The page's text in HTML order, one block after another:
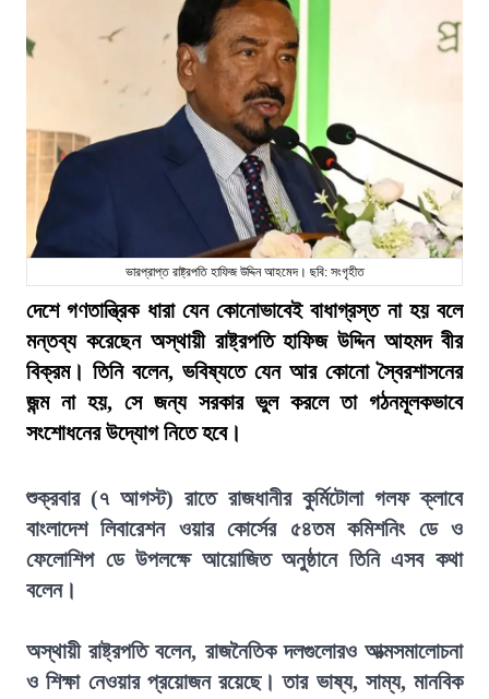
ভারপ্রাপ্ত রাষ্ট্রপতি হাফিজ উদ্দিন আহমেদ। ছবি: সংগৃহীত
দেশে গণতান্ত্রিক ধারা যেন কোনোভাবেই বাধাগ্রস্ত না হয় বলে
মন্তব্য করেছেন অস্থায়ী রাষ্ট্রপতি হাফিজ উদ্দিন আহমদ বীর
বিক্রম। তিনি বলেন, ভবিষ্যতে যেন আর কোনো স্বৈরশাসনের
জন্ম না হয়, সে জন্য সরকার ভুল করলে তা গঠনমূলকভাবে
সংশোধনের উদ্যোগ নিতে হবে।
শুক্রবার (৭ আগস্ট) রাতে রাজধানীর কুর্মিটোলা গলফ ক্লাবে
বাংলাদেশ লিবারেশন ওয়ার কোর্সের ৫৪তম কমিশনিং ডে ও
ফেলোশিপ ডে উপলক্ষে আয়োজিত অনুষ্ঠানে তিনি এসব কথা
বলেন।
অস্থায়ী রাষ্ট্রপতি বলেন, রাজনৈতিক দলগুলোরও আত্মসমালোচনা
ও শিক্ষা নেওয়ার প্রয়োজন রয়েছে। তার ভাষ্য, সাম্য, মানবিক